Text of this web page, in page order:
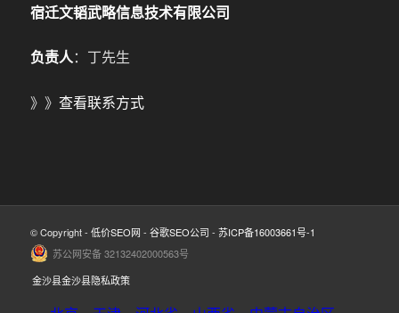
宿迁文韬武略信息技术有限公司
负责人：丁先生
》》 查看联系方式
© Copyright - 低价SEO网 - 谷歌SEO公司 - 苏ICP备16003661号-1
苏公网安备 32132402000563号
金沙县金沙县隐私政策